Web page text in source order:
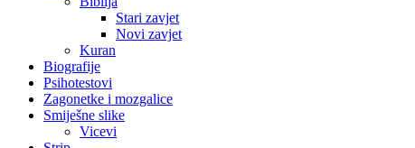
Stari zavjet
Novi zavjet
Kuran
Biografije
Psihotestovi
Zagonetke i mozgalice
Smiješne slike
Vicevi